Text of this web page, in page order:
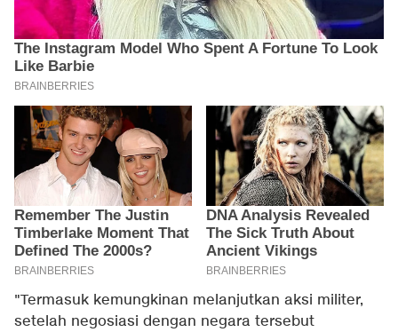
"Termasuk kemungkinan melanjutkan aksi militer,
setelah negosiasi dengan negara tersebut